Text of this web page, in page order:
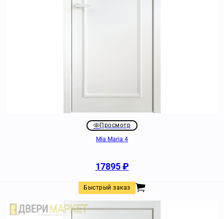
Просмотр
Mia Maria 4
17895₽
Быстрый заказ